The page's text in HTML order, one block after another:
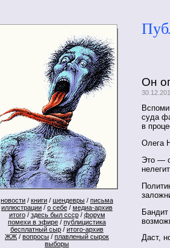
новости / книги / шендевры / письма
иллюстрации / о себе / медиа-архив
итого/ здесь был ссср/ форум
помехи в эфире / публицистика
бесплатный сыр / итого-архив
ЖЖ / вопросы / плавленый сырок
выборы
Он
суда
в
Олега
Это —
Даст,